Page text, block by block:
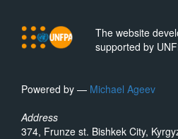
The website
supported by
Powered by — Michael Ageev
Address
374, Frunze st. Bishkek City,